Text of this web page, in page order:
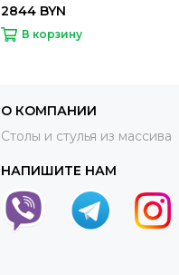
2844 BYN
В корзину
О КОМПАНИИ
Столы и стулья из массива
НАПИШИТЕ НАМ